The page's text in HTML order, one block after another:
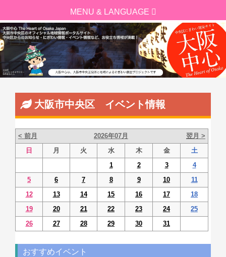
大阪市中央区 イベント情報
< 前月 2026年07月
翌月 >
日
月 火 水 木 金
土
1
2 3
4
5
6 7 8 9 10
11
12
13 14 15 16 17
18
19
20 21 22 23 24
25
26
27 28 29 30 31
おすすめイベント